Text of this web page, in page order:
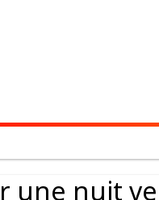
une nuit